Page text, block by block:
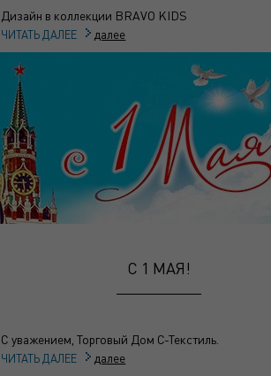
Дизайн в коллекции BRAVO KIDS
ЧИТАТЬ ДАЛЕЕ далее
С 1 МАЯ!
С уважением, Торговый Дом С-Текстиль.
ЧИТАТЬ ДАЛЕЕ далее